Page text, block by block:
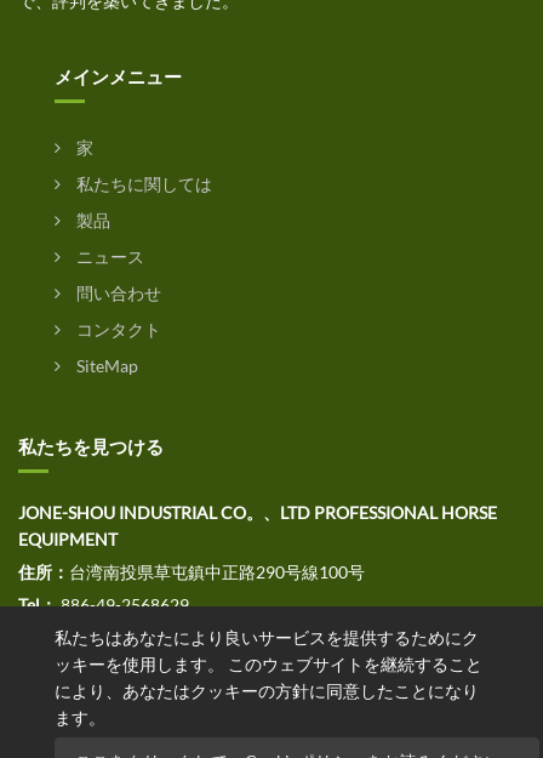
私たちはあなたにより良いサービスを提供するためにク
ッキーを使用します。 このウェブサイトを継続すること
により、あなたはクッキーの方針に同意したことになり
ます。
メインメニュー
家
私たちに関しては
製品
ニュース
問い合わせ
コンタクト
SiteMap
私たちを見つける
JONE-SHOU INDUSTRIAL CO。、LTD PROFESSIONAL HORSE
EQUIPMENT
住所： 台湾南投県草屯鎮中正路290号線100号
Tel：886-49-2568629
ファックス：886-49-2568691
メール：jssales@jone-shou.com